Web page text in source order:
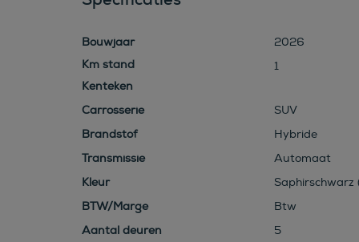
Bouwjaar
2026
1
Kenteken
Carrosserie
SUV
Brandstof
Hybride
Transmissie
Automaat
Kleur
BTW/Marge
Btw
Aantal deuren
5